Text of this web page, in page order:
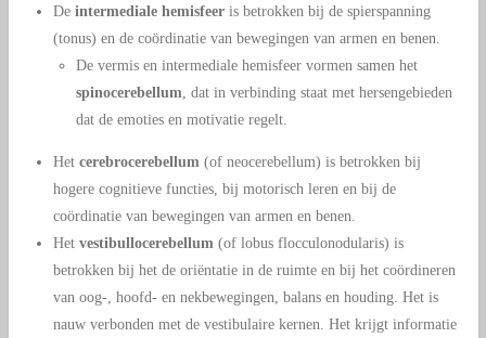
De intermediale hemisfeeris betrokken bij de spierspanning
(tonus) en de coördinatie van bewegingen van armen en benen.
De vermis en intermediale hemisfeer vormen samen het
spinocerebellum, dat in verbinding staat met hersengebieden
dat de emoties en motivatie regelt.
Het cerebrocerebellum(of neocerebellum) is betrokken bij
hogere cognitieve functies, bij motorisch leren en bij de
coördinatie van bewegingen van armen en benen.
Het vestibullocerebellum(of lobus flocculonodularis) is
betrokken bij het de oriëntatie in de ruimte en bij het coördineren
van oog-, hoofd- en nekbewegingen, balans en houding. Het is
nauw verbonden met de vestibulaire kernen. Het krijgt informatie